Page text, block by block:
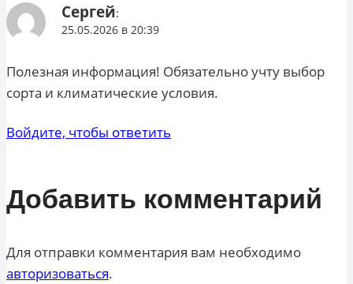
Сергей:
25.05.2026 в 20:39
Полезная информация! Обязательно учту выбор
сорта и климатические условия.
Войдите, чтобы ответить
Добавить комментарий
Для отправки комментария вам необходимо
авторизоваться.